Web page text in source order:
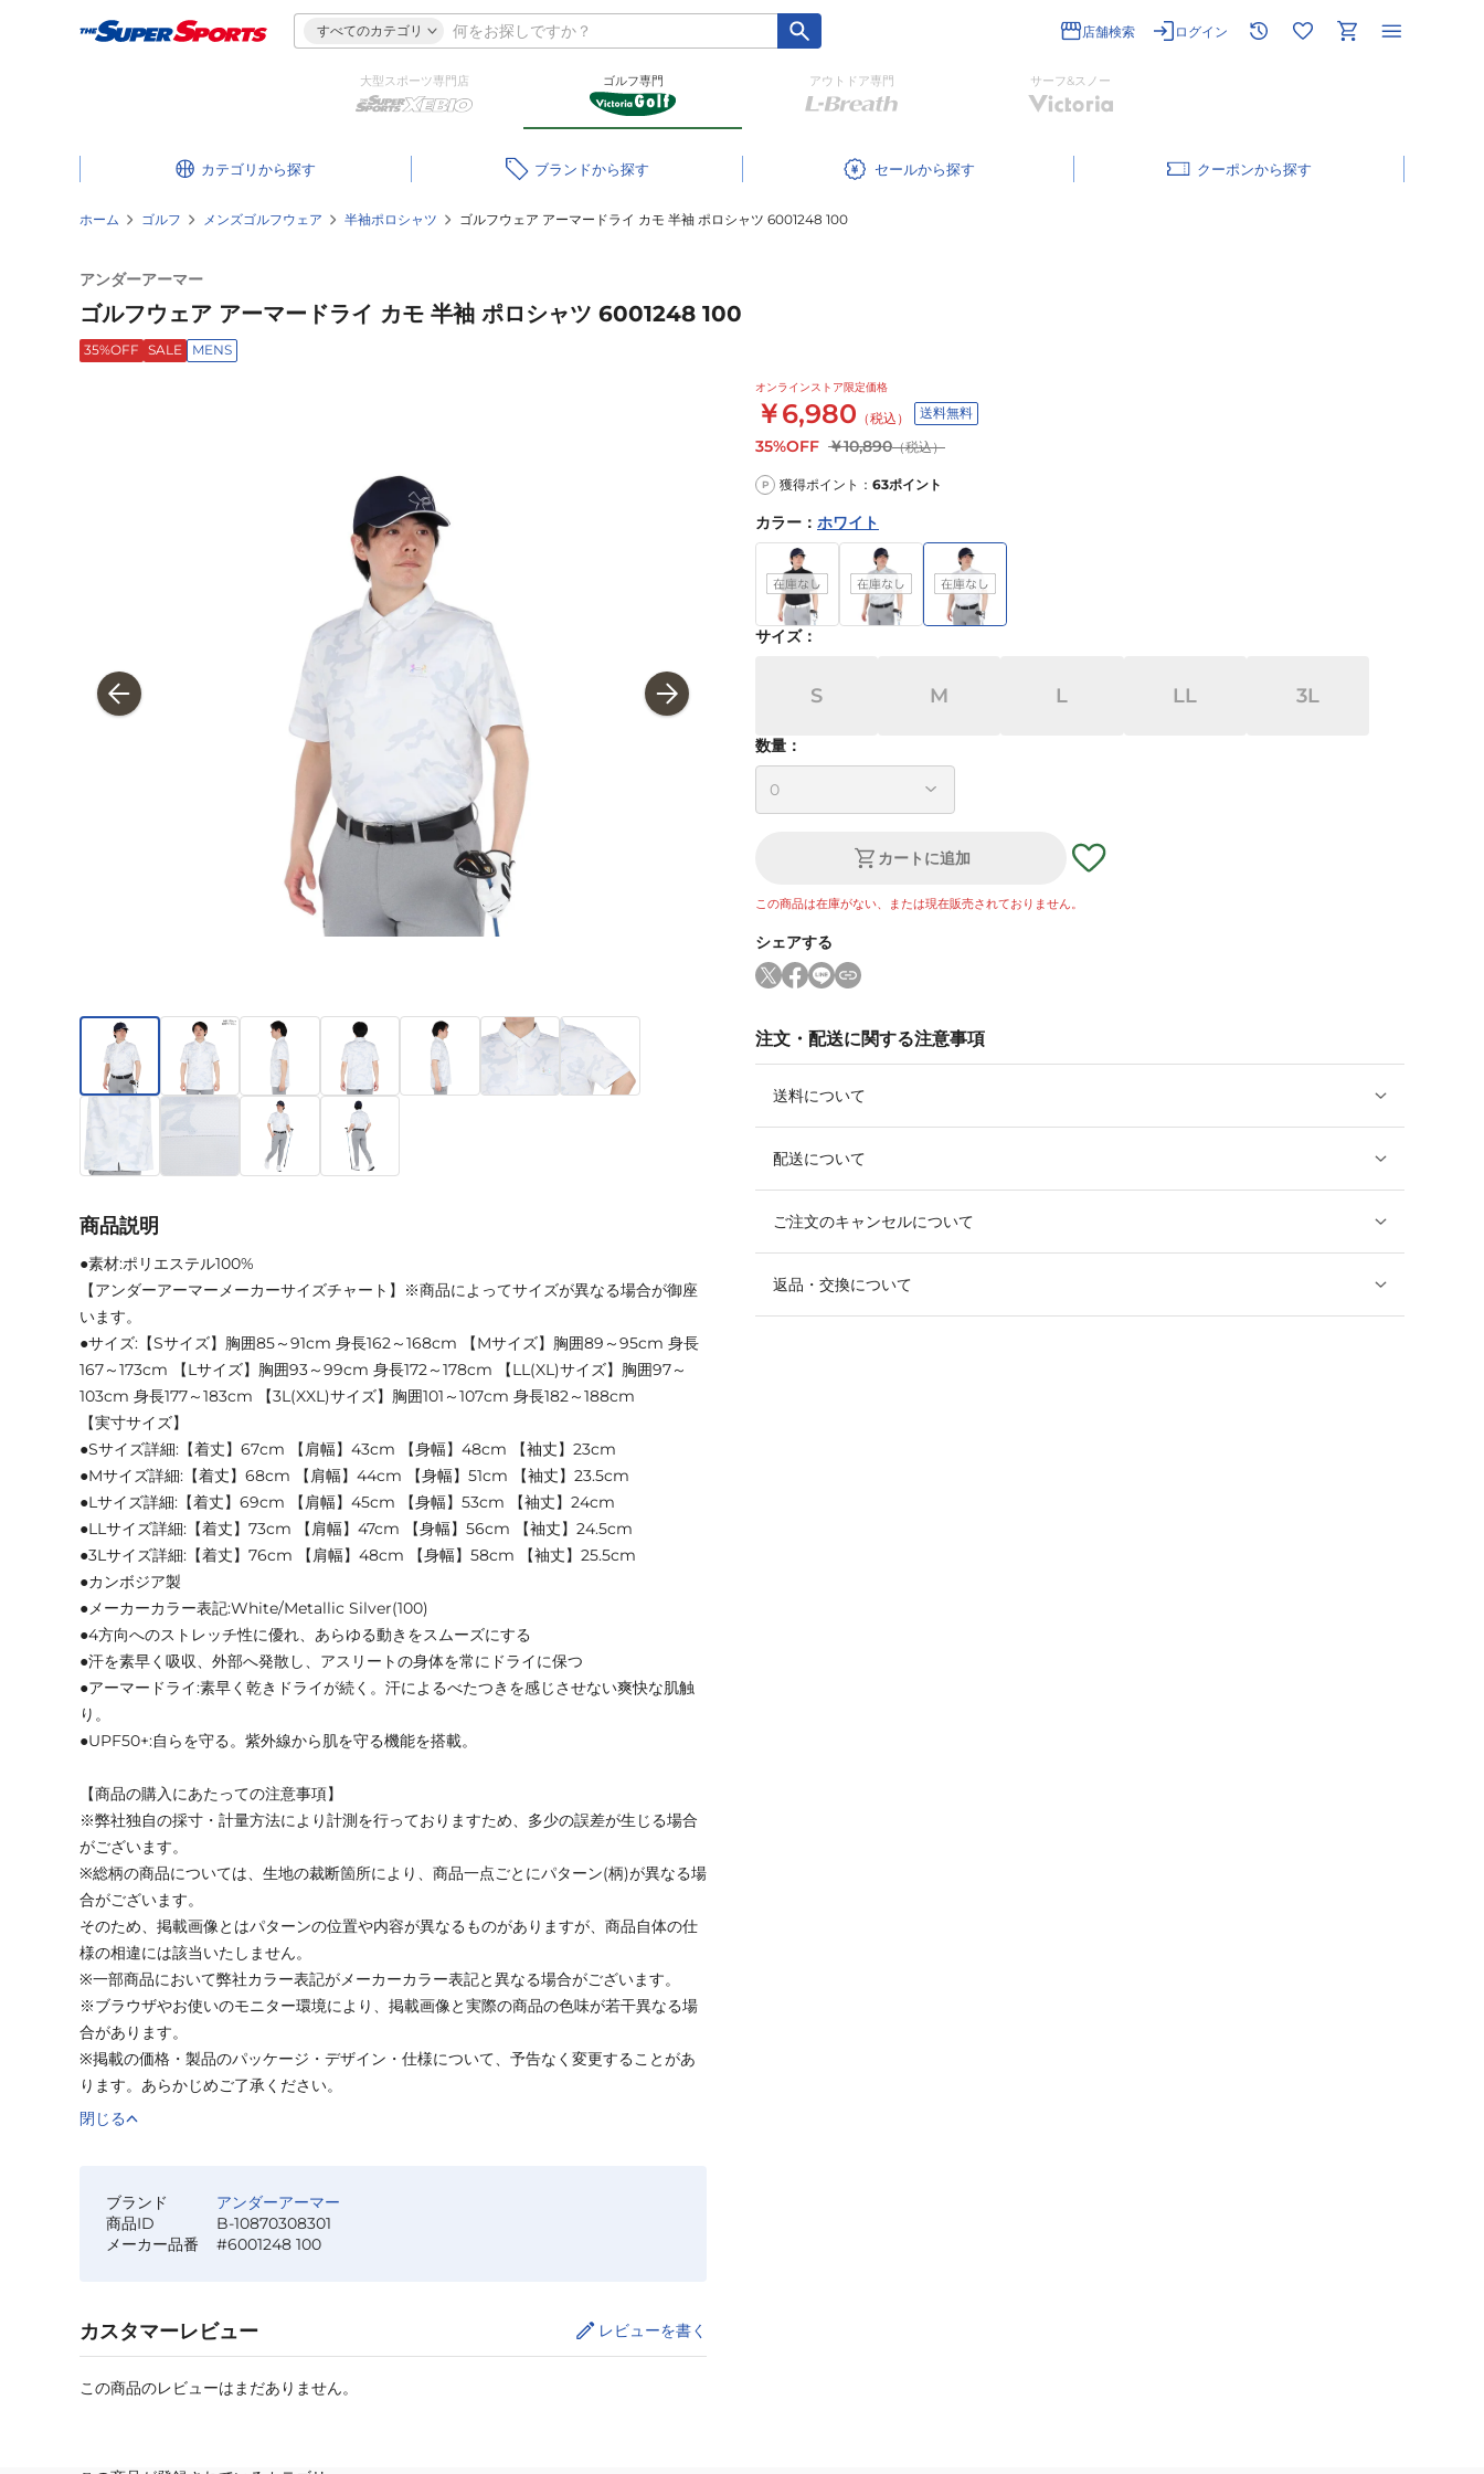
すべてのカテゴリ 店舗検索 ログイン
大型スポーツ専門店 ゴルフ専門 アウトドア専門 サーフ&スノー
カテゴリ ブランド セール クーポン
ホーム ゴルフ メンズゴルフウェア 半袖ポロシャツ ゴルフウェア アーマードライ カモ 半袖 ポロシャツ 6001248 100
アンダーアーマー
ゴルフウェア アーマードライ カモ 半袖 ポロシャツ 6001248 100
35%OFF SALE MENS
オンラインストア限定価格
￥6,980 （税込） 送料無料
35%OFF ￥10,890（税込）
P 獲得ポイント： 63ポイント
カラー ： ホワイト
サイズ：
S M L LL 3L
数量：
カートに追加
この商品は在庫がない、または現在販売されておりません。
シェアする
注文・配送に関する注意事項
送料について
配送について
ご注文のキャンセルについて
返品・交換について
商品説明
●素材:ポリエステル100%
【アンダーアーマーメーカーサイズチャート】※商品によってサイズが異なる場合が御座
います。
●サイズ:【Sサイズ】胸囲85～91cm 身長162～168cm 【Mサイズ】胸囲89～95cm 身長
167～173cm 【Lサイズ】胸囲93～99cm 身長172～178cm 【LL(XL)サイズ】胸囲97～
103cm 身長177～183cm 【3L(XXL)サイズ】胸囲101～107cm 身長182～188cm
【実寸サイズ】
●Sサイズ詳細:【着丈】67cm 【肩幅】43cm 【身幅】48cm 【袖丈】23cm
●Mサイズ詳細:【着丈】68cm 【肩幅】44cm 【身幅】51cm 【袖丈】23.5cm
●Lサイズ詳細:【着丈】69cm 【肩幅】45cm 【身幅】53cm 【袖丈】24cm
●LLサイズ詳細:【着丈】73cm 【肩幅】47cm 【身幅】56cm 【袖丈】24.5cm
●3Lサイズ詳細:【着丈】76cm 【肩幅】48cm 【身幅】58cm 【袖丈】25.5cm
●カンボジア製
●メーカーカラー表記:White/Metallic Silver(100)
●4方向へのストレッチ性に優れ、あらゆる動きをスムーズにする
●汗を素早く吸収、外部へ発散し、アスリートの身体を常にドライに保つ
●アーマードライ:素早く乾きドライが続く。汗によるべたつきを感じさせない爽快な肌触
り。
●UPF50+:自らを守る。紫外線から肌を守る機能を搭載。
【商品の購入にあたっての注意事項】
※弊社独自の採寸・計量方法により計測を行っておりますため、多少の誤差が生じる場合
がございます。
※総柄の商品については、生地の裁断箇所により、商品一点ごとにパターン(柄)が異なる場
合がございます。
そのため、掲載画像とはパターンの位置や内容が異なるものがありますが、商品自体の仕
様の相違には該当いたしません。
※一部商品において弊社カラー表記がメーカーカラー表記と異なる場合がございます。
※ブラウザやお使いのモニター環境により、掲載画像と実際の商品の色味が若干異なる場
合があります。
※掲載の価格・製品のパッケージ・デザイン・仕様について、予告なく変更することがあ
ります。あらかじめご了承ください。
閉じる
ブランド
アンダーアーマー
商品ID
B-10870308301
メーカー品番
#6001248 100
カスタマーレビュー レビューを書く
この商品のレビューはまだありません。